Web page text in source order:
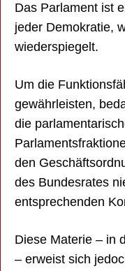
Das Parlament ist
jeder Demokratie,
wiederspiegelt.
Um die
gewährleisten,
die
den
des Bundesrates
entsprechenden
Diese Materie – in
– erweist sich